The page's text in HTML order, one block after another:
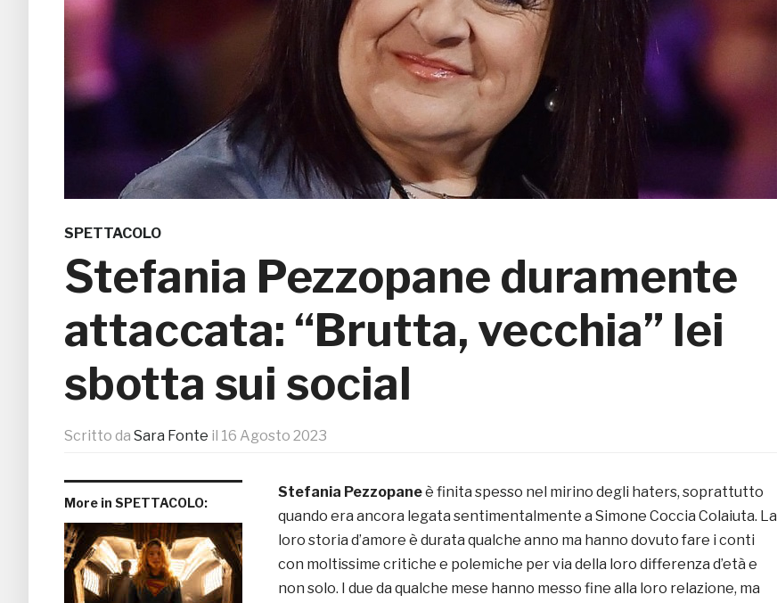
SPETTACOLO
Stefania Pezzopane duramente
attaccata: “Brutta, vecchia” lei
sbotta sui social
Scritto da Sara Fonte il 16 Agosto 2023
More in SPETTACOLO:
Stefania Pezzopaneè finita spesso nel mirino degli haters, soprattutto
quando era ancora legata sentimentalmente a Simone Coccia Colaiuta. La
loro storia d’amore è durata qualche anno ma hanno dovuto fare i conti
con moltissime critiche e polemiche per via della loro differenza d’età e
non solo. I due da qualche mese hanno messo fine alla loro relazione, ma